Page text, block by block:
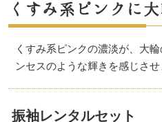
くすみ系ピンクに
くすみ系ピンクの濃淡が、大
ンセスのような輝きを感じさ
振袖レンタルセット